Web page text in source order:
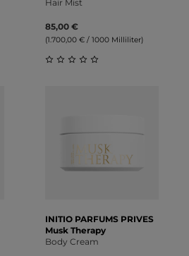
Hair Mist
85,00 €
(1.700,00 € / 1000 Milliliter)
INITIO PARFUMS PRIVES
Musk Therapy
Body Cream